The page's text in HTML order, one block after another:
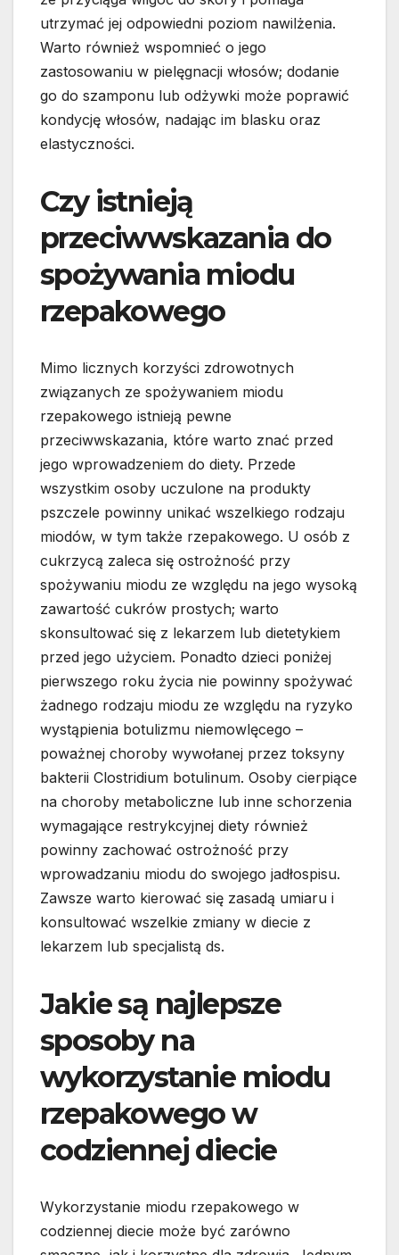
utrzymać jej odpowiedni poziom nawilżenia.
Warto również wspomnieć o jego
zastosowaniu w pielęgnacji włosów; dodanie
go do szamponu lub odżywki może poprawić
kondycję włosów, nadając im blasku oraz
elastyczności.
Czy istnieją
przeciwwskazania do
spożywania miodu
rzepakowego
Mimo licznych korzyści zdrowotnych
związanych ze spożywaniem miodu
rzepakowego istnieją pewne
przeciwwskazania, które warto znać przed
jego wprowadzeniem do diety. Przede
wszystkim osoby uczulone na produkty
pszczele powinny unikać wszelkiego rodzaju
miodów, w tym także rzepakowego. U osób z
cukrzycą zaleca się ostrożność przy
spożywaniu miodu ze względu na jego wysoką
zawartość cukrów prostych; warto
skonsultować się z lekarzem lub dietetykiem
przed jego użyciem. Ponadto dzieci poniżej
pierwszego roku życia nie powinny spożywać
żadnego rodzaju miodu ze względu na ryzyko
wystąpienia botulizmu niemowlęcego –
poważnej choroby wywołanej przez toksyny
bakterii Clostridium botulinum. Osoby cierpiące
na choroby metaboliczne lub inne schorzenia
wymagające restrykcyjnej diety również
powinny zachować ostrożność przy
wprowadzaniu miodu do swojego jadłospisu.
Zawsze warto kierować się zasadą umiaru i
konsultować wszelkie zmiany w diecie z
lekarzem lub specjalistą ds.
Jakie są najlepsze
sposoby na
wykorzystanie miodu
rzepakowego w
codziennej diecie
Wykorzystanie miodu rzepakowego w
codziennej diecie może być zarówno